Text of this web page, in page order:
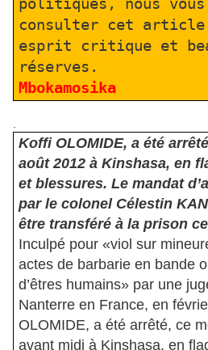
politiques, nous
consulter cet article
esprit critique et
réserves.
Mbokamosika
Koffi OLOMIDE, a été
août 2012 à Kinshasa, en
et blessures. Le mandat
par le colonel Célestin
être transféré à la prison
Inculpé pour «viol sur
actes de barbarie en bande
d’êtres humains» par une
Nanterre en France, en
OLOMIDE, a été arrêté, ce
avant midi à Kinshasa, en